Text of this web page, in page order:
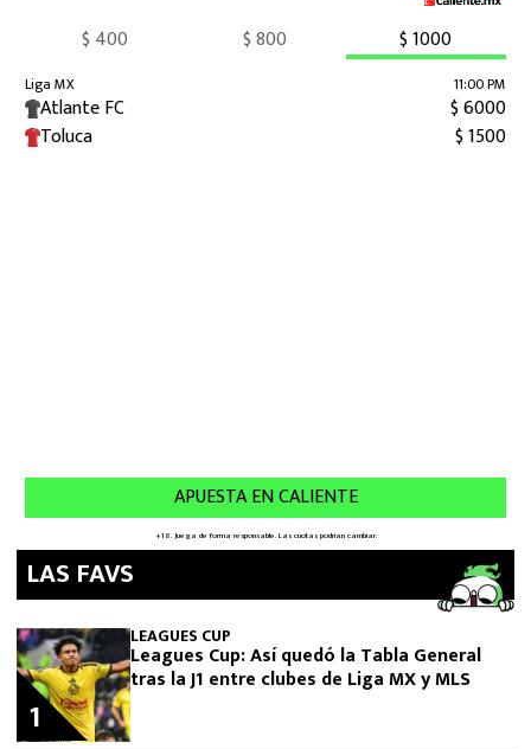
LAS FAVS
LEAGUES CUP
Leagues Cup: Así quedó la Tabla General
tras la J1 entre clubes de Liga MX y MLS
1